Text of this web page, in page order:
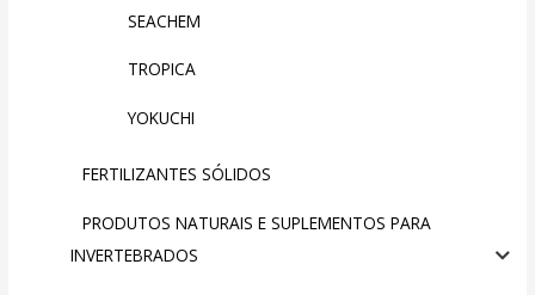
SEACHEM
TROPICA
YOKUCHI
FERTILIZANTES SÓLIDOS
PRODUTOS NATURAIS E SUPLEMENTOS PARA
INVERTEBRADOS